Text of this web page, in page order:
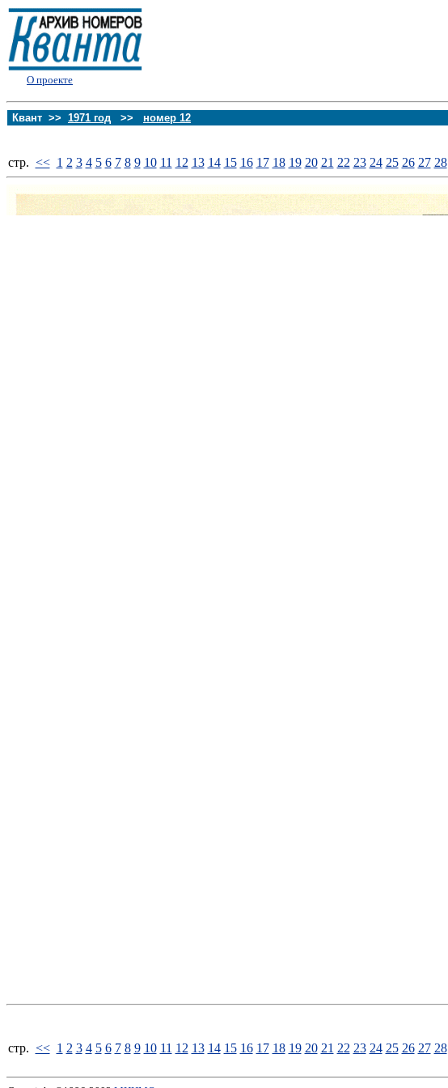
О проекте
Квант >> 1971 год >> номер 12
стp. << 1 2 3 4 5 6 7 8 9 10 11 12 13 14 15 16 17 18 19 20 21 22 23 24 25 26 27 28
стp. << 1 2 3 4 5 6 7 8 9 10 11 12 13 14 15 16 17 18 19 20 21 22 23 24 25 26 27 28